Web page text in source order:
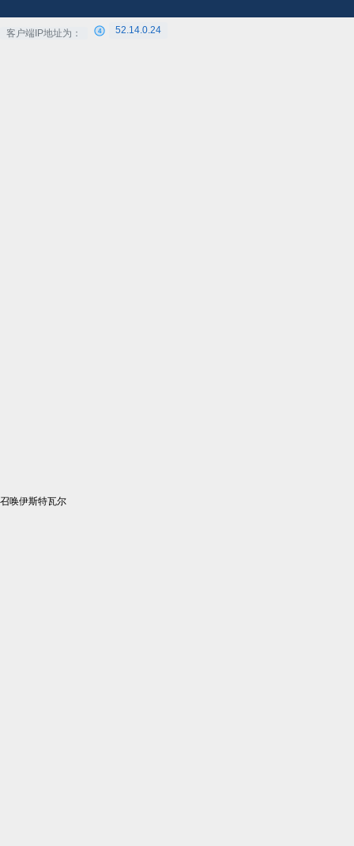
客户端IP地址为： 4 52.14.0.24
召唤伊斯特瓦尔